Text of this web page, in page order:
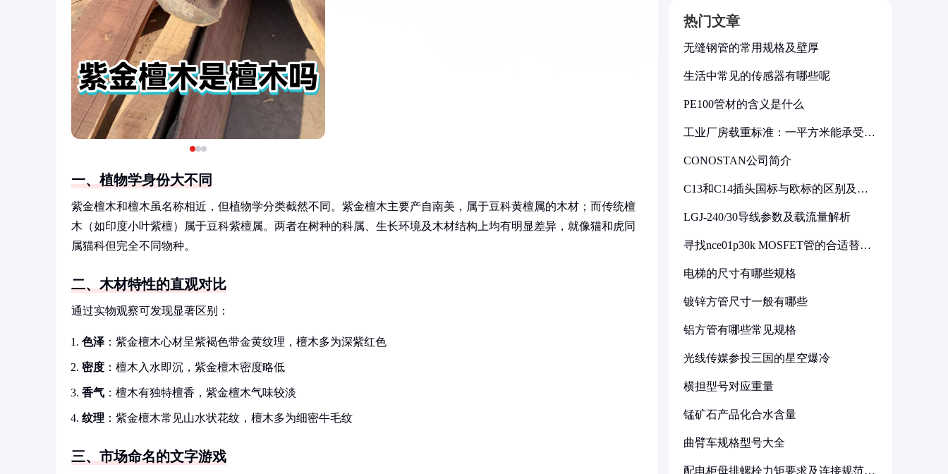
一、植物学身份大不同
紫金檀木和檀木虽名称相近，但植物学分类截然不同。紫金檀木主要产自南美，属于豆科黄檀属的木材；而传统檀
木（如印度小叶紫檀）属于豆科紫檀属。两者在树种的科属、生长环境及木材结构上均有明显差异，就像猫和虎同
属猫科但完全不同物种。
二、木材特性的直观对比
通过实物观察可发现显著区别：
色泽：紫金檀木心材呈紫褐色带金黄纹理，檀木多为深紫红色
密度 ：檀木入水即沉，紫金檀木密度略低
香气 ：檀木有独特檀香，紫金檀木气味较淡
纹理 ：紫金檀木常见山水状花纹，檀木多为细密牛毛纹
三、市场命名的文字游戏
热门文章
无缝钢管的常用规格及壁厚
生活中常见的传感器有哪些呢
PE100管材的含义是什么
工业厂房载重标准：一平方米能承受多
CONOSTAN公司简介
C13和C14插头国标与欧标的区别及其
LGJ-240/30导线参数及载流量解析
寻找nce01p30k MOSFET管的合适替代
电梯的尺寸有哪些规格
镀锌方管尺寸一般有哪些
铝方管有哪些常见规格
光线传媒参投三国的星空爆冷
横担型号对应重量
锰矿石产品化合水含量
曲臂车规格型号大全
配电柜母排螺栓力矩要求及连接规范详